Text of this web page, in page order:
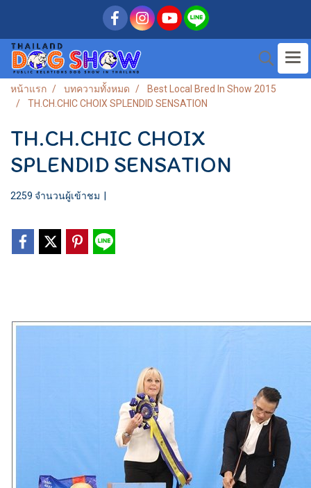
หน้าแรก บทความทั้งหมด
Best Local Bred In Show 2015
TH.CH.CHIC CHOIX SPLENDID SENSATION
TH.CH.CHIC CHOIX
SPLENDID SENSATION
2259 จำนวนผู้เข้าชม